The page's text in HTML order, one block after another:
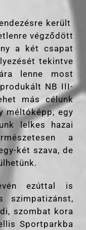
került
végződött
a két csapat
tekintve
lenne most
NB III-
más célunk
méltóképp, egy
lelkes hazai
a
két szava, de
ezúttal is
szimpatizánst,
szombat kora
Sportparkba